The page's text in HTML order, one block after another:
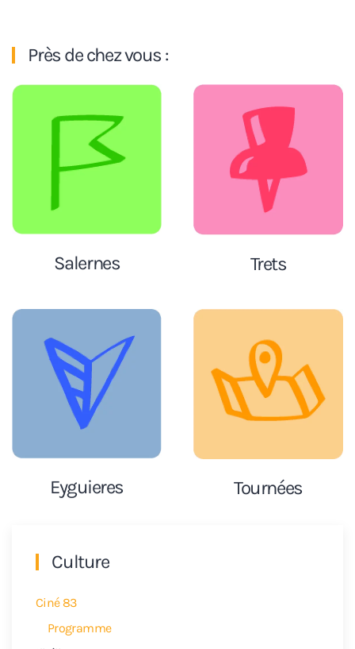
Près de chez vous :
Salernes Trets
Eyguieres Tournées
Culture
Ciné 83
Programme